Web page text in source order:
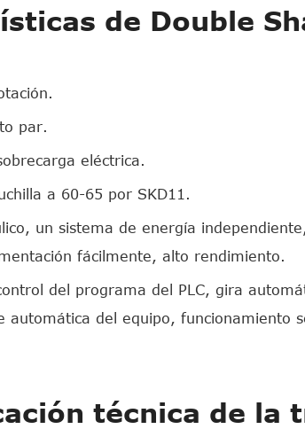
de Double
par.
eléctrica.
a 60-65 por SKD11.
un sistema de energía
fácilmente, alto rendimiento.
del programa del PLC, gira
automática del equipo, funcionamiento
técnica de la